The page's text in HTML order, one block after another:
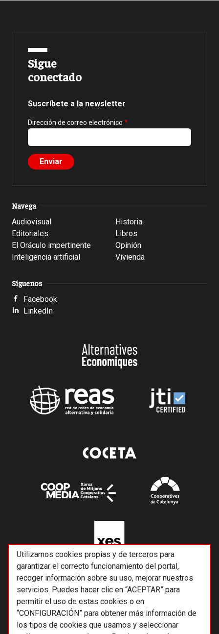
Utilizamos cookies propias y de terceros para
garantizar el correcto funcionamiento del portal,
recoger información sobre su uso, mejorar nuestros
servicios. Puedes hacer clic en “ACEPTAR” para
permitir el uso de estas cookies o en
“CONFIGURACIÓN” para obtener más información de
los tipos de cookies que usamos y seleccionar
Sigue
conectado
Suscríbete a la newsletter
Dirección de correo electrónico
Navega
Audiovisual
Editoriales
El Oráculo impertinente
Inteligencia artificial
Historia
Libros
Opinión
Vivienda
Síguenos
Facebook
LinkedIn